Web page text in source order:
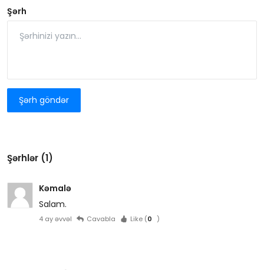
Şərh
Şərh göndər
Şərhlər (1)
Kəmalə
Salam.
4 ay əvvəl Cavabla Like (0 )